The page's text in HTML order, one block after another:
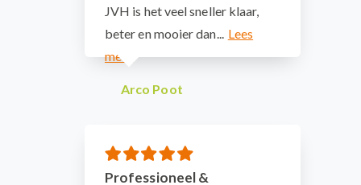
JVH is het veel sneller klaar,
beter en mooier dan...
Arco Poot
Professioneel &